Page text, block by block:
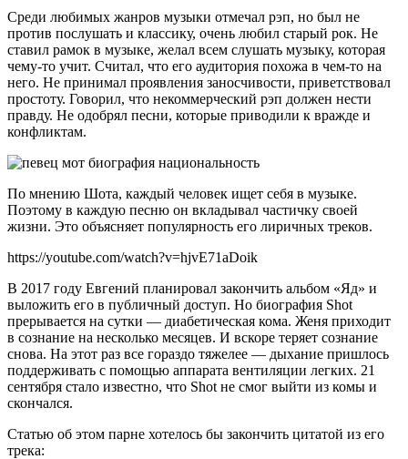
Среди любимых жанров музыки отмечал рэп, но был не
против послушать и классику, очень любил старый рок. Не
ставил рамок в музыке, желал всем слушать музыку, которая
чему-то учит. Считал, что его аудитория похожа в чем-то на
него. Не принимал проявления заносчивости, приветствовал
простоту. Говорил, что некоммерческий рэп должен нести
правду. Не одобрял песни, которые приводили к вражде и
конфликтам.
По мнению Шота, каждый человек ищет себя в музыке.
Поэтому в каждую песню он вкладывал частичку своей
жизни. Это объясняет популярность его лиричных треков.
https://youtube.com/watch?v=hjvE71aDoik
В 2017 году Евгений планировал закончить альбом «Яд» и
выложить его в публичный доступ. Но биография Shot
прерывается на сутки — диабетическая кома. Женя приходит
в сознание на несколько месяцев. И вскоре теряет сознание
снова. На этот раз все гораздо тяжелее — дыхание пришлось
поддерживать с помощью аппарата вентиляции легких. 21
сентября стало известно, что Shot не смог выйти из комы и
скончался.
Статью об этом парне хотелось бы закончить цитатой из его
трека: